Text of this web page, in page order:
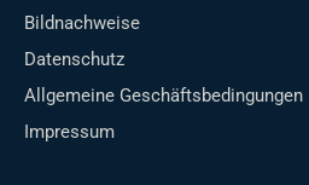
Bildnachweise
Datenschutz
Allgemeine Geschäftsbedingungen
Impressum